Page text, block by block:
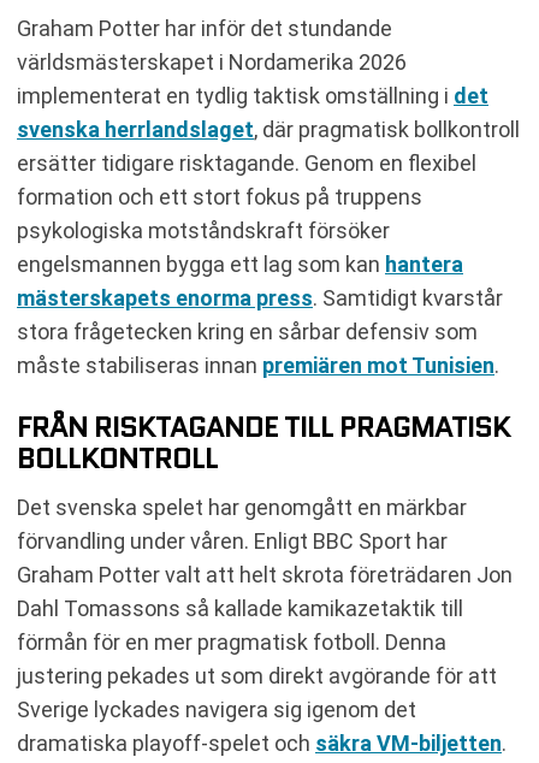
Graham Potter har inför det stundande
världsmästerskapet i Nordamerika 2026
implementerat en tydlig taktisk omställning i det
svenska herrlandslaget, där pragmatisk bollkontroll
ersätter tidigare risktagande. Genom en flexibel
formation och ett stort fokus på truppens
psykologiska motståndskraft försöker
engelsmannen bygga ett lag som kan hantera
mästerskapets enorma press. Samtidigt kvarstår
stora frågetecken kring en sårbar defensiv som
måste stabiliseras innan premiären mot Tunisien.
FRÅN RISKTAGANDE TILL PRAGMATISK
BOLLKONTROLL
Det svenska spelet har genomgått en märkbar
förvandling under våren. Enligt BBC Sport har
Graham Potter valt att helt skrota företrädaren Jon
Dahl Tomassons så kallade kamikazetaktik till
förmån för en mer pragmatisk fotboll. Denna
justering pekades ut som direkt avgörande för att
Sverige lyckades navigera sig igenom det
dramatiska playoff-spelet och säkra VM-biljetten.